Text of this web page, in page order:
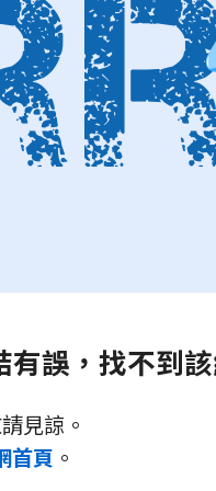
有誤，找不到
見諒。
首頁 。